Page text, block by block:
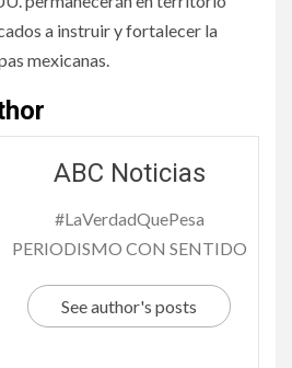
a instruir y fortalecer la
mexicanas.
ABC Noticias
#LaVerdadQuePesa
PERIODISMO CON SENTIDO
See author's posts